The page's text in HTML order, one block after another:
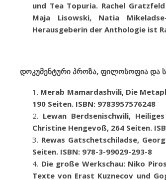
und Tea Topuria. Rachel
Maja Lisowski, Natia
Herausgeberin der Anthologie ist
დოკუმენტური პროზა, ფილოსოფია და
Merab Mamardashvili, Die
190 Seiten. ISBN: 9783957576248
Lewan Berdsenischwili,
Christine Hengevoß, 264 Seiten.
Rewas Gatschetschiladse,
Seiten. ISBN: 978-3-99029-293-8
Die große Werkschau: Niko
Texte von Erast Kuznecov und